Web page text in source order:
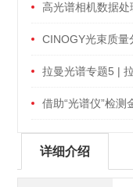
高光谱相机数据
析 CINOGY光束质量
束测量
拉曼光谱专题5 |
么选！
借助“光谱仪”检测
详细介绍